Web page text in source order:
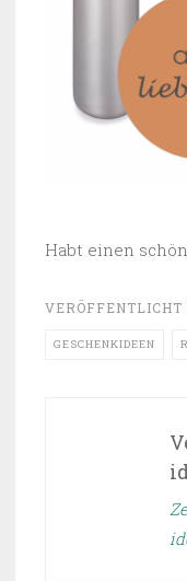
Habt einen
VERÖFFENTLICHT
GESCHENKIDEEN